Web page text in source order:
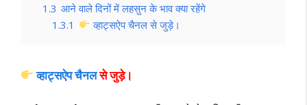
1.3 आने वाले दिनों में लहसुन के भाव क्या रहेंगे
1.3.1
व्हाट्सऐप चैनल से जुड़े।
व्हाट्सऐप चैनलसे जुड़े।